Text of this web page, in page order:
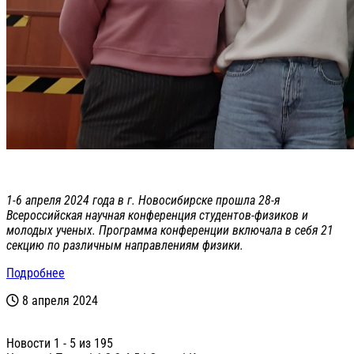
1-6 апреля 2024 года в г. Новосибирске прошла 28-я
Всероссийская научная конференция студентов-физиков и
молодых ученых. Программа конференции включала в себя 21
секцию по различным направлениям физики.
Подробнее
8 апреля 2024
Новости 1 - 5 из 195